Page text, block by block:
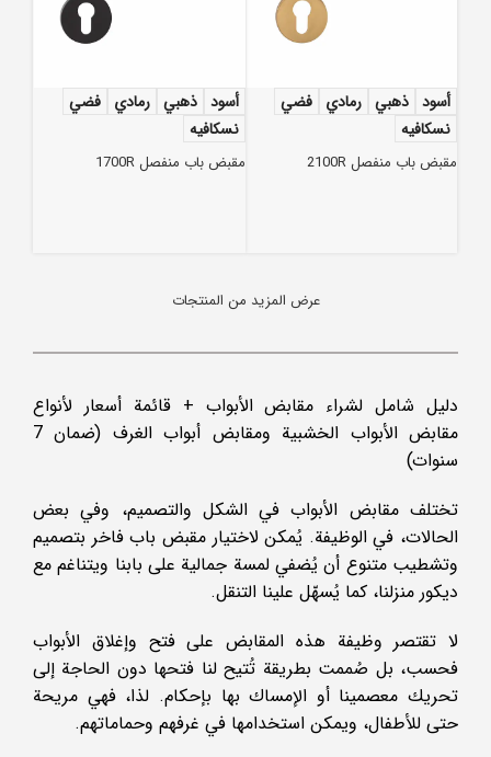
أسود ذهبي رمادي فضي
نسكافيه
مقبض باب منفصل 2100R
أسود ذهبي رمادي
فضي
نسكافيه
مقبض باب منفصل 1700R
عرض المزيد من المنتجات
دليل شامل لشراء مقابض الأبواب + قائمة أسعار لأنواع
مقابض الأبواب الخشبية ومقابض أبواب الغرف (ضمان 7
سنوات)
تختلف مقابض الأبواب في الشكل والتصميم، وفي بعض
الحالات، في الوظيفة. يُمكن لاختيار مقبض باب فاخر بتصميم
وتشطيب متنوع أن يُضفي لمسة جمالية على بابنا ويتناغم مع
ديكور منزلنا، كما يُسهّل علينا التنقل.
لا تقتصر وظيفة هذه المقابض على فتح وإغلاق الأبواب
فحسب، بل صُممت بطريقة تُتيح لنا فتحها دون الحاجة إلى
تحريك معصمينا أو الإمساك بها بإحكام. لذا، فهي مريحة
حتى للأطفال، ويمكن استخدامها في غرفهم وحماماتهم.